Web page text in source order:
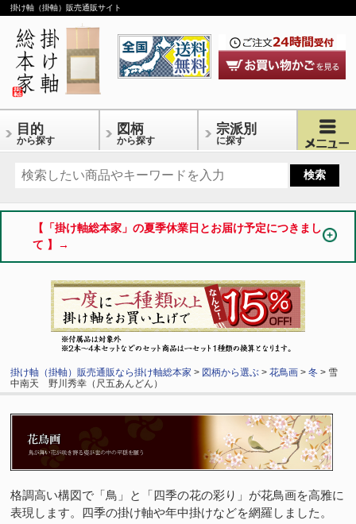
掛け軸（掛軸）販売通販サイト
目的
から探す
図柄
から探す
宗派別
に探す
【「掛け軸総本家」の夏季休業日とお届け予定につきまし
て 】→
掛け軸（掛軸）販売通販なら掛け軸総本家 > 図柄から選ぶ >花鳥画 >冬 > 雪
中南天 野川秀幸（尺五あんどん）
格調高い構図で「鳥」と「四季の花の彩り」が花鳥画を高雅に
表現します。四季の掛け軸や年中掛けなどを網羅しました。